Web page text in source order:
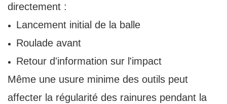
directement :
Lancement initial de la balle
Roulade avant
Retour d'information sur l'impact
Même une usure minime des outils peut
affecter la régularité des rainures pendant la